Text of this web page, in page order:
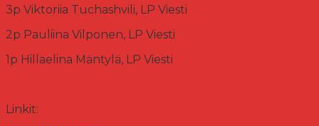
3p Viktoriia Tuchashvili, LP Viesti
2p Pauliina Vilponen, LP Viesti
1p Hillaelina Mäntylä, LP Viesti
Linkit: